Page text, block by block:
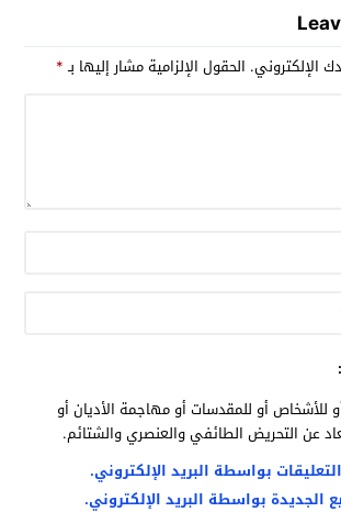
الإلكتروني. الحقول الإلزامية مشار إليها بـ*
للأشخاص أو للمقدسات أو مهاجمة الأديان أو
عن التحريض الطائفي والعنصري والشتائم.
بواسطة البريد الإلكتروني.
الجديدة بواسطة البريد الإلكتروني.